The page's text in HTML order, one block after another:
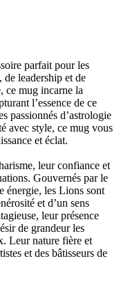
parfait pour les
leadership et de
ce mug incarne la
l’essence de ce
passionnés d’astrologie
avec style, ce mug vous
et éclat.
leur confiance et
Gouvernés par le
énergie, les Lions sont
et d’un sens
leur présence
de grandeur les
Leur nature fière et
et des bâtisseurs de